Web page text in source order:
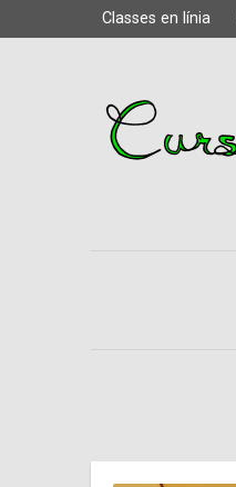
Classes en línia